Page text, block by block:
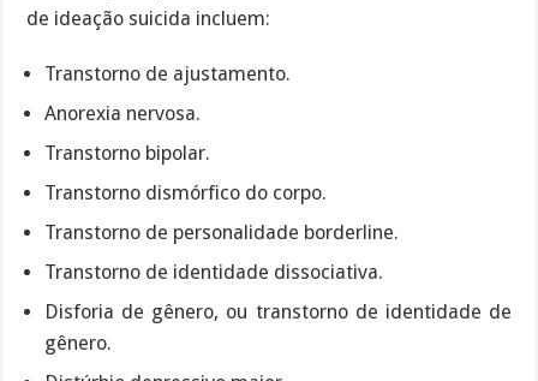
de ideação suicida incluem:
Transtorno de ajustamento.
Anorexia nervosa.
Transtorno bipolar.
Transtorno dismórfico do corpo.
Transtorno de personalidade borderline.
Transtorno de identidade dissociativa.
Disforia de gênero, ou transtorno de identidade de
gênero.